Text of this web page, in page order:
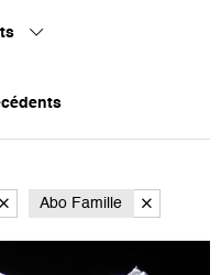
Abo Famille